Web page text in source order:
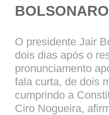
O presidente Jair
dois dias após o
pronunciamento
fala curta, de dois
cumprindo a
Ciro Nogueira,